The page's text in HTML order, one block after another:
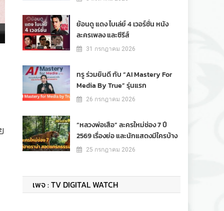
ย้อนดู แดง ไบเล่ย์ 4 เวอร์ชั่น หนัง
ละครเพลง และซีรีส์
31 กรกฎาคม 2026
ทรู ร่วมยินดี กับ “AI Mastery For
Media By True” รุ่นแรก
26 กรกฎาคม 2026
“หลวงพ่อเสือ” ละครใหม่ช่อง 7 ปี
2569 เรื่องย่อ และนักแสดงมีใครบ้าง
25 กรกฎาคม 2026
เพจ : TV DIGITAL WATCH